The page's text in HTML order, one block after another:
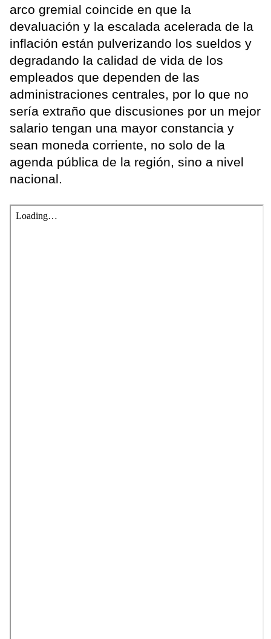
arco gremial coincide en que la
devaluación y la escalada acelerada de la
inflación están pulverizando los sueldos y
degradando la calidad de vida de los
empleados que dependen de las
administraciones centrales, por lo que no
sería extraño que discusiones por un mejor
salario tengan una mayor constancia y
sean moneda corriente, no solo de la
agenda pública de la región, sino a nivel
nacional.